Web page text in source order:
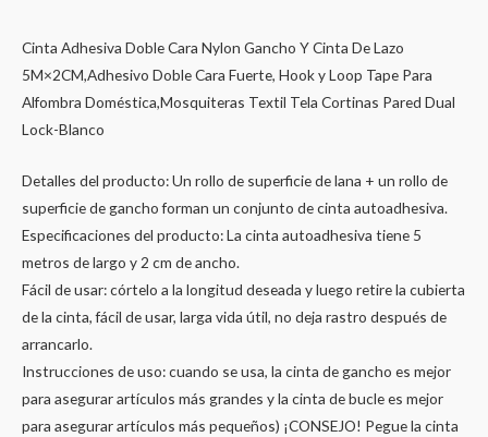
Cinta Adhesiva Doble Cara Nylon Gancho Y Cinta De Lazo
5M×2CM,Adhesivo Doble Cara Fuerte, Hook y Loop Tape Para
Alfombra Doméstica,Mosquiteras Textil Tela Cortinas Pared Dual
Lock-Blanco
Detalles del producto: Un rollo de superficie de lana + un rollo de
superficie de gancho forman un conjunto de cinta autoadhesiva.
Especificaciones del producto: La cinta autoadhesiva tiene 5
metros de largo y 2 cm de ancho.
Fácil de usar: córtelo a la longitud deseada y luego retire la cubierta
de la cinta, fácil de usar, larga vida útil, no deja rastro después de
arrancarlo.
Instrucciones de uso: cuando se usa, la cinta de gancho es mejor
para asegurar artículos más grandes y la cinta de bucle es mejor
para asegurar artículos más pequeños) ¡CONSEJO! Pegue la cinta